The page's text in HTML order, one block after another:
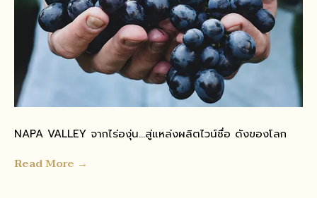
NAPA VALLEY จากไร่องุ่น...สู่แหล่งผลิตไวน์ชื่อ ดังของโลก
Read More →